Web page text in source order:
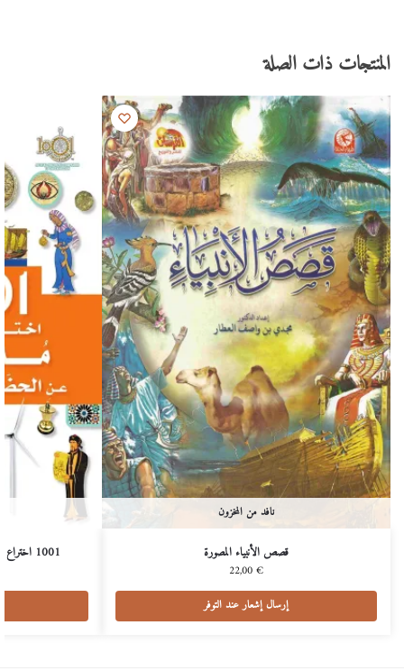
المنتجات ذات الصلة
نافد من المخزون
قصص الأنبياء المصورة
22,00€
إرسال إشعار عند التوفر
1001 اختراع وحقيقة مدهشة عن الحضارة الإسلامية